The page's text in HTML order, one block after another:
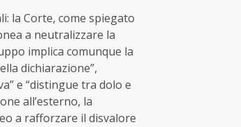
la Corte, come spiegato
a neutralizzare la
implica comunque la
dichiarazione”,
e “distingue tra dolo e
all’esterno, la
a rafforzare il disvalore